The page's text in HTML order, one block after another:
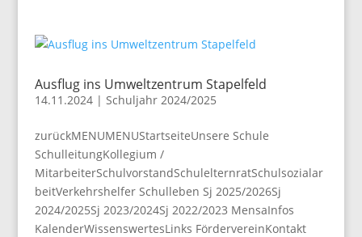
Ausflug ins Umweltzentrum Stapelfeld
14.11.2024| Schuljahr 2024/2025
zurückMENUMENUStartseiteUnsere Schule
SchulleitungKollegium /
MitarbeiterSchulvorstandSchulelternratSchulsozialar
beitVerkehrshelfer Schulleben Sj 2025/2026Sj
2024/2025Sj 2023/2024Sj 2022/2023 MensaInfos
KalenderWissenswertesLinks FördervereinKontakt